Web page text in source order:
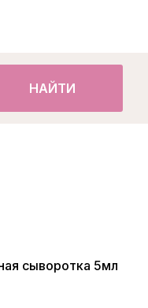
НАЙТИ
сыворотка 5мл